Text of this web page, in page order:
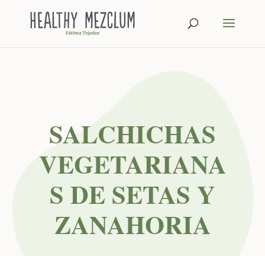
SALCHICHAS
VEGETARIANA
S DE SETAS Y
ZANAHORIA